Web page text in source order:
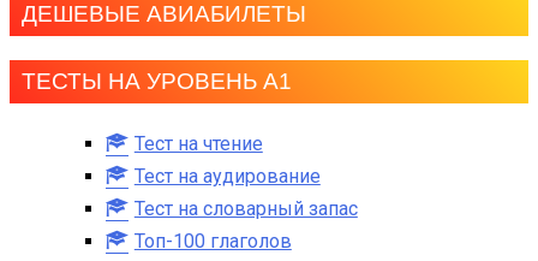
ДЕШЕВЫЕ АВИАБИЛЕТЫ
ТЕСТЫ НА УРОВЕНЬ А1
Тест на чтение
Тест на аудирование
Тест на словарный запас
Топ-100 глаголов